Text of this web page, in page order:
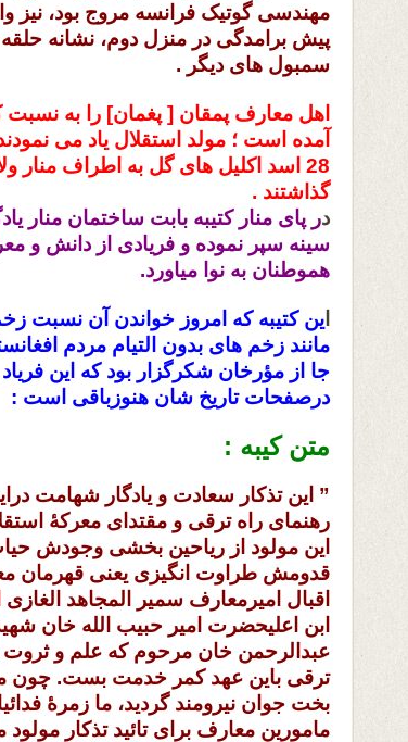
مهندسی گوتیک فرانسه مروج بود، نیز
پیش برامدگی در منزل دوم، نشانه
سمبول های دیگر .
اهل معارف پمقان [ پغمان] را به نسبت
آمده است ؛ مولد استقلال یاد می
28 اسد اکلیل های گل به اطراف
گذاشتند .
در پای منار کتیبه بابت ساختمان منار
سینه سپر نموده و فریادی از دانش و
هموطنان به نوا میاورد.
ین کتیبه که امروز خواندن آن نسبت
مانند زخم های بدون التیام مردم
جا از مؤرخان شکرگزار بود که این
درصفحات تاریخ شان هنوزباقی است :
متن کیبه :
” این تذکار سعادت و یادگار شهامت
رهنمای راه ترقی و مقتدای معرکۀ
این مولود از ریاحین بخشی وجودش
قدومش طراوت انگیزی یعنی قهرمان
اقبال امیرمعارف سمیر المجاهد
ابن اعلیحضرت امیر حبیب الله خان
عبدالرحمن خان مرحوم که علم و
ترقی باین عهد کمر خدمت بست. چون
بخت جوان نیرومند گردید، ما زمرۀ
مامورین معارف برای تائید تذکار